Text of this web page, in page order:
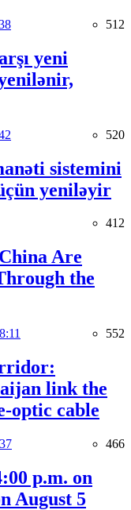
512
yeni
520
sistemini
yeniləyir
412
Are
the
552
link the
optic cable
466
p.m. on
August 5